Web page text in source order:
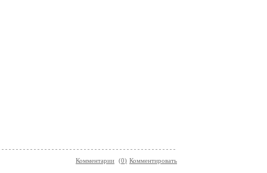
Комментарии (0) Комментировать